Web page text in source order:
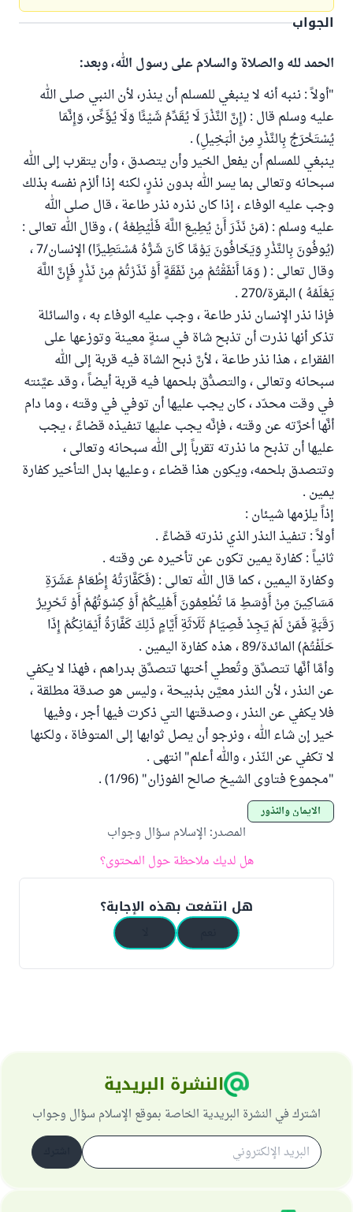
الجواب
الحمد لله والصلاة والسلام على رسول الله، وبعد:
"أولاً : ننبه أنه لا ينبغي للمسلم أن ينذر، لأن النبي صلى الله
عليه وسلم قال : (إِنَّ النَّذْرَ لَا يُقَدِّمُ شَيْئًا وَلَا يُؤَخِّر، وَإِنَّمَا
يُسْتَخْرَجُ بِالنَّذْرِ مِنْ الْبَخِيلِ) .
ينبغي للمسلم أن يفعل الخير وأن يتصدق ، وأن يتقرب إلى الله
سبحانه وتعالى بما يسر الله بدون نذرٍ، لكنه إذا ألزم نفسه بذلك
وجب عليه الوفاء ، إذا كان نذره نذر طاعة ، قال صلى الله
عليه وسلم : (مَنْ نَذَرَ أَنْ يُطِيعَ اللَّهَ فَلْيُطِعْهُ ) ، وقال الله تعالى :
(يُوفُونَ بِالنَّذْرِ وَيَخَافُونَ يَوْمًا كَانَ شَرُّهُ مُسْتَطِيرًا) الإنسان/7 ،
وقال تعالى : ( وَمَا أَنفَقْتُمْ مِنْ نَفَقَةٍ أَوْ نَذَرْتُمْ مِنْ نَذْرٍ فَإِنَّ اللَّهَ
يَعْلَمُهُ ) البقرة/270 .
فإذا نذر الإنسان نذر طاعة ، وجب عليه الوفاء به ، والسائلة
تذكر أنها نذرت أن تذبح شاة في سنةٍ معينة وتوزعها على
الفقراء ، هذا نذر طاعة ، لأنَّ ذبح الشاة فيه قربة إلى الله
سبحانه وتعالى ، والتصدُّق بلحمها فيه قربة أيضاً ، وقد عيَّنته
في وقت محدّد ، كان يجب عليها أن توفي في وقته ، وما دام
أنَّها أخرَّته عن وقته ، فإنَّه يجب عليها تنفيذه قضاءً ، يجب
عليها أن تذبح ما نذرته تقرباً إلى الله سبحانه وتعالى ،
وتتصدق بلحمه، ويكون هذا قضاء ، وعليها بدل التأخير كفارة
يمين .
إذاً يلزمها شيئان :
أولاً : تنفيذ النذر الذي نذرته قضاءً .
ثانياً : كفارة يمين تكون عن تأخيره عن وقته .
وكفارة اليمين ، كما قال الله تعالى : (فَكَفَّارَتُهُ إِطْعَامُ عَشَرَةِ
مَسَاكِينَ مِنْ أَوْسَطِ مَا تُطْعِمُونَ أَهْلِيكُمْ أَوْ كِسْوَتُهُمْ أَوْ تَحْرِيرُ
رَقَبَةٍ فَمَنْ لَمْ يَجِدْ فَصِيَامُ ثَلَاثَةِ أَيَّامٍ ذَلِكَ كَفَّارَةُ أَيْمَانِكُمْ إِذَا
حَلَفْتُمْ) المائدة/89 ، هذه كفارة اليمين .
وأمَّا أنَّها تتصدَّق وتُعطي أختها تتصدَّق بدراهم ، فهذا لا يكفي
عن النذر ، لأن النذر معيَّن بذبيحة ، وليس هو صدقة مطلقة ،
فلا يكفي عن النذر ، وصدقتها التي ذكرت فيها أجر ، وفيها
خير إن شاء الله ، ونرجو أن يصل ثوابها إلى المتوفاة ، ولكنها
لا تكفي عن النّذر ، والله أعلم" انتهى .
"مجموع فتاوى الشيخ صالح الفوزان" (1/96) .
الأيمان والنذور
المصدر: الإسلام سؤال وجواب
هل لديك ملاحظة حول المحتوى؟
هل انتفعت بهذه الإجابة؟
النشرة البريدية
اشترك في النشرة البريدية الخاصة بموقع الإسلام سؤال وجواب